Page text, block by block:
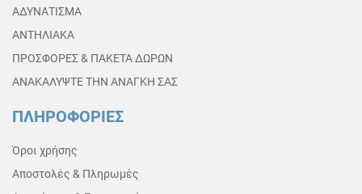
ΑΔΥΝΑΤΙΣΜΑ
ΑΝΤΗΛΙΑΚΑ
ΠΡΟΣΦΟΡΕΣ & ΠΑΚΕΤΑ ΔΩΡΩΝ
ΑΝΑΚΑΛΥΨΤΕ ΤΗΝ ΑΝΑΓΚΗ ΣΑΣ
ΠΛΗΡΟΦΟΡΙΕΣ
Όροι χρήσης
Αποστολές & Πληρωμές